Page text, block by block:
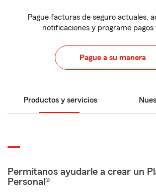
Pague facturas de seguro actuales,
notificaciones y programe
Pague a su manera
Productos y servicios
Permítanos ayudarle a crear un
Personal®